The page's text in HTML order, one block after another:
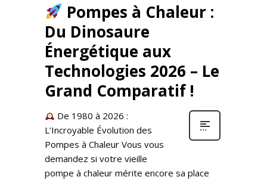
Pompes à Chaleur :
Du Dinosaure
Énergétique aux
Technologies 2026 – Le
Grand Comparatif !
De 1980 à 2026 :
L’Incroyable Évolution des
Pompes à Chaleur Vous vous
demandez si votre vieille
pompe à chaleur mérite encore sa place